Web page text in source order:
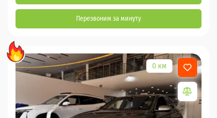
Перезвоним за минуту
0 км